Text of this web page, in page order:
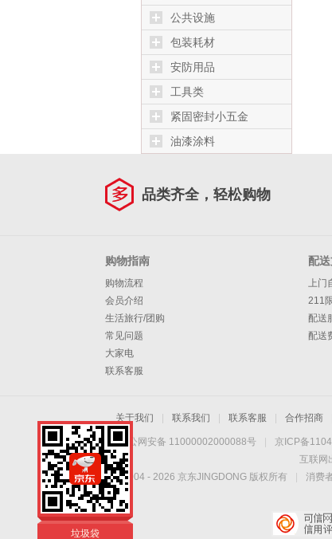
公共设施
包装耗材
安防用品
工具类
紧固密封小五金
油漆涂料
品类齐全，轻松购物
购物指南
购物流程
会员介绍
生活旅行/团购
常见问题
大家电
联系客服
配
上门
211
配送
配送
关于我们 联系我们 联系客服 合作招商
京公网安备 11000002000088号 京ICP备
互联网
Copyright © 2004 - 2026 京东JINGDONG 版权所有 消费
垃圾桶
垃圾袋